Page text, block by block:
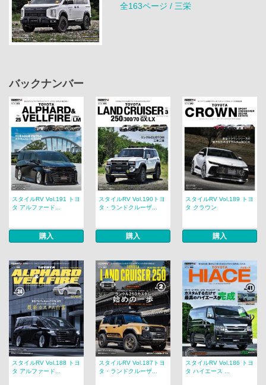
全163ページ / 三栄
バックナンバー
スタイルRV Vol.191 トヨ
タ アルファード...
購入
スタイルRV Vol.190トヨ
タ・ランドクルーザ...
購入
スタイルRV Vol.189 トヨ
タ クラウン
購入
スタイルRV Vol.188 トヨ
タ アルファード...
スタイルRV Vol.187トヨ
タ・ランドクルーザ...
スタイルRV Vol.186 トヨ
タ ハイエース ...